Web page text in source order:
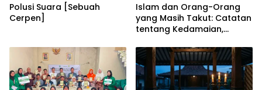
Polusi Suara [Sebuah
Cerpen]
Islam dan Orang-Orang
yang Masih Takut: Catatan
tentang Kedamaian,
dalam Pemikiran Masykuri
Abdillah